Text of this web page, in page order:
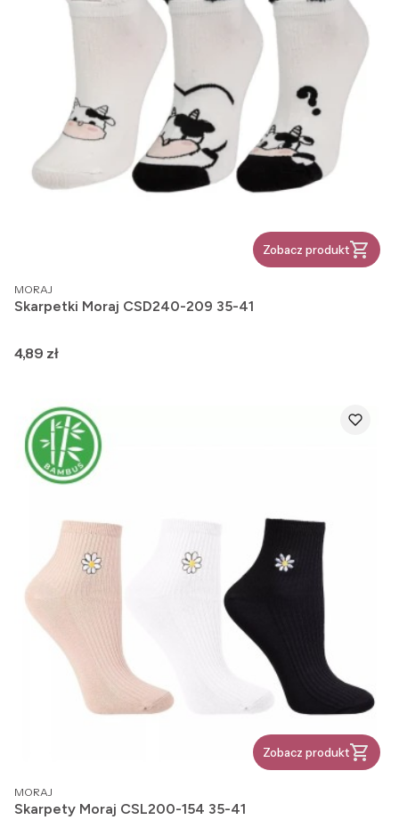
Zobacz produkt
PRODUCENT
MORAJ
Skarpetki Moraj CSD240-209 35-41
Cena
4,89 zł
Zobacz produkt
PRODUCENT
MORAJ
Skarpety Moraj CSL200-154 35-41